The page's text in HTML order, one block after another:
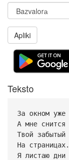
Apliki
Teksto
За окном уже
А мне снится
Твой забытый
На страницах.
Я листаю дни